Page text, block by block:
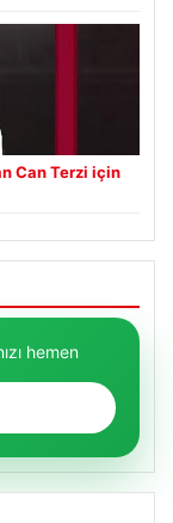
Can Terzi için
hemen